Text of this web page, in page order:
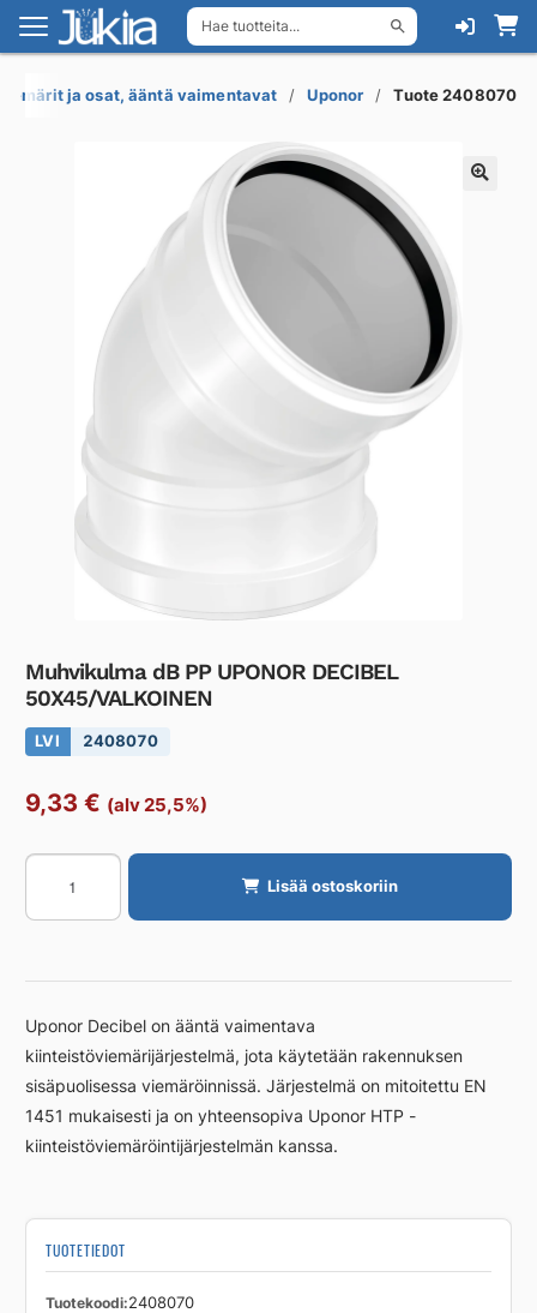
Hae tuotteita...
Siirry
navigointiin
Siirry
sisältöön
ja osat, ääntä vaimentavat Uponor Tuote 2408070
Muhvikulma dB PP UPONOR DECIBEL
50X45/VALKOINEN
LVI 2408070
9,33 € (alv 25,5%)
Muhvikulma
PP
DECIBEL
määrä
Lisää ostoskoriin
Uponor Decibel on ääntä vaimentava
kiinteistöviemärijärjestelmä, jota käytetään rakennuksen
sisäpuolisessa viemäröinnissä. Järjestelmä on mitoitettu EN
1451 mukaisesti ja on yhteensopiva Uponor HTP -
kiinteistöviemäröintijärjestelmän kanssa.
TUOTETIEDOT
Tuotekoodi 2408070